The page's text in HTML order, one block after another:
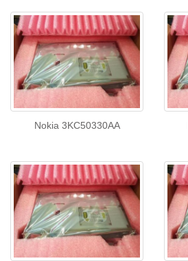
Nokia 3KC50330AA